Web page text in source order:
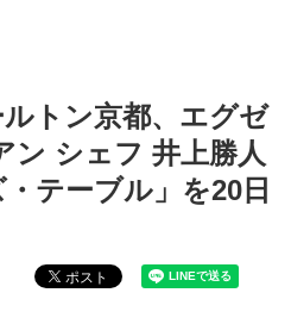
ツ・カールトン京都、エグゼクティブ
トン京都、エグゼ
ン シェフ 井上勝人
テーブル」を20日
ポスト